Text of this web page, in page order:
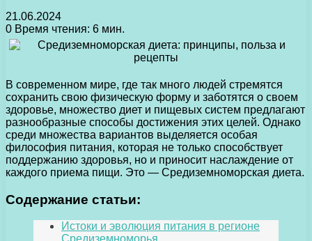
21.06.2024
0 Время чтения: 6 мин.
В современном мире, где так много людей стремятся
сохранить свою физическую форму и заботятся о своем
здоровье, множество диет и пищевых систем предлагают
разнообразные способы достижения этих целей. Однако
среди множества вариантов выделяется особая
философия питания, которая не только способствует
поддержанию здоровья, но и приносит наслаждение от
каждого приема пищи. Это — Средиземноморская диета.
Содержание статьи:
Истоки и эволюция питания в регионе